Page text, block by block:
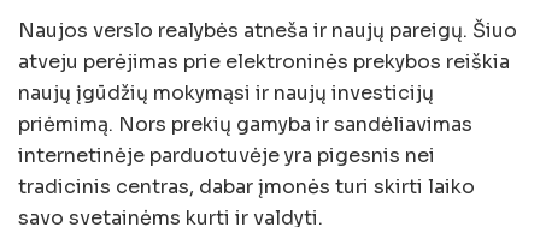
Naujos verslo realybės atneša ir naujų pareigų. Šiuo
atveju perėjimas prie elektroninės prekybos reiškia
naujų įgūdžių mokymąsi ir naujų investicijų
priėmimą. Nors prekių gamyba ir sandėliavimas
internetinėje parduotuvėje yra pigesnis nei
tradicinis centras, dabar įmonės turi skirti laiko
savo svetainėms kurti ir valdyti.